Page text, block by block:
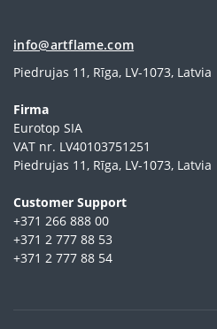
info@artflame.com
Piedrujas 11, Rīga, LV-1073, Latvia
Firma
Eurotop SIA
VAT nr. LV40103751251
Piedrujas 11, Rīga, LV-1073, Latvia
Сustomer Support
+371 266 888 00
+371 2 777 88 53
+371 2 777 88 54